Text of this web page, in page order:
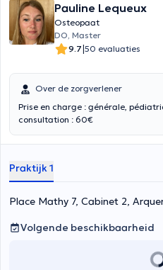
Pauline Lequeux
Osteopaat
DO, Master
9.7|50 evaluaties
Over de zorgverlener
Prise en charge : générale,
consultation : 60€
Praktijk 1
Place Mathy 7, Cabinet 2,
Volgende beschikbaarheid